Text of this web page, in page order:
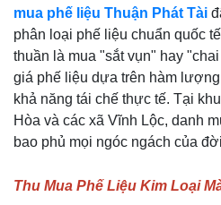
mua phế liệu Thuận Phát Tài
phân loại phế liệu chuẩn quốc
thuần là mua "sắt vụn" hay
giá phế liệu dựa trên hàm
khả năng tái chế thực tế. Tại
Hòa và các xã Vĩnh Lộc, danh
bao phủ mọi ngóc ngách của
Thu Mua Phế Liệu Kim Loại